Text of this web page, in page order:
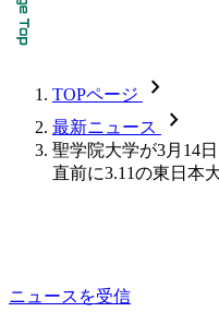
TOPページ chevron_forward
最新ニュース chevron_forward
聖学院大学が3月14
直前に3.11の東日本
ニュースを受信